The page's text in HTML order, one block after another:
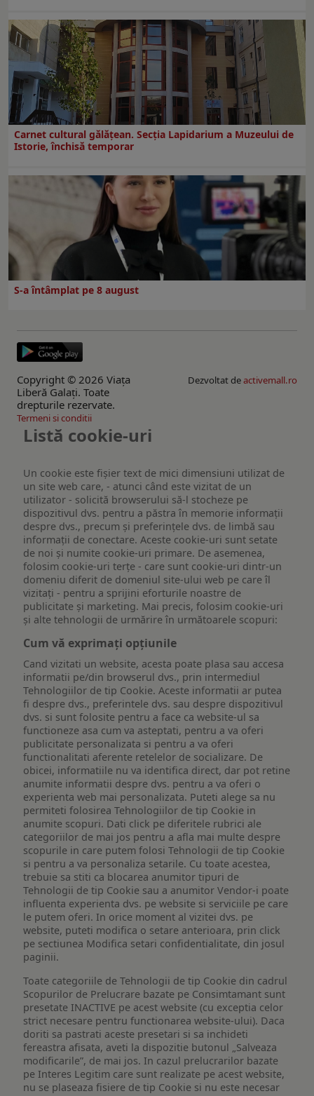
Carnet cultural gălăţean. Secţia Lapidarium a Muzeului de
Istorie, închisă temporar
S-a întâmplat pe 8 august
Copyright © 2026 Viaţa
Liberă Galaţi. Toate
drepturile rezervate.
Dezvoltat deactivemall.ro
Termeni si conditii
Listă cookie-uri
Un cookie este fişier text de mici dimensiuni utilizat de
un site web care, - atunci când este vizitat de un
utilizator - solicită browserului să-l stocheze pe
dispozitivul dvs. pentru a păstra în memorie informații
despre dvs., precum și preferințele dvs. de limbă sau
informații de conectare. Aceste cookie-uri sunt setate
de noi și numite cookie-uri primare. De asemenea,
folosim cookie-uri terțe - care sunt cookie-uri dintr-un
domeniu diferit de domeniul site-ului web pe care îl
vizitați - pentru a sprijini eforturile noastre de
publicitate și marketing. Mai precis, folosim cookie-uri
și alte tehnologii de urmărire în următoarele scopuri:
Cum vă exprimați opțiunile
Cand vizitati un website, acesta poate plasa sau accesa
informatii pe/din browserul dvs., prin intermediul
Tehnologiilor de tip Cookie. Aceste informatii ar putea
fi despre dvs., preferintele dvs. sau despre dispozitivul
dvs. si sunt folosite pentru a face ca website-ul sa
functioneze asa cum va asteptati, pentru a va oferi
publicitate personalizata si pentru a va oferi
functionalitati aferente retelelor de socializare. De
obicei, informatiile nu va identifica direct, dar pot retine
anumite informatii despre dvs. pentru a va oferi o
experienta web mai personalizata. Puteti alege sa nu
permiteti folosirea Tehnologiilor de tip Cookie in
anumite scopuri. Dati click pe diferitele rubrici ale
categoriilor de mai jos pentru a afla mai multe despre
scopurile in care putem folosi Tehnologii de tip Cookie
si pentru a va personaliza setarile. Cu toate acestea,
trebuie sa stiti ca blocarea anumitor tipuri de
Tehnologii de tip Cookie sau a anumitor Vendor-i poate
influenta experienta dvs. pe website si serviciile pe care
le putem oferi. In orice moment al vizitei dvs. pe
website, puteti modifica o setare anterioara, prin click
pe sectiunea Modifica setari confidentialitate, din josul
paginii.
Toate categoriile de Tehnologii de tip Cookie din cadrul
Scopurilor de Prelucrare bazate pe Consimtamant sunt
presetate INACTIVE pe acest website (cu exceptia celor
strict necesare pentru functionarea website-ului). Daca
doriti sa pastrati aceste presetari si sa inchideti
fereastra afisata, aveti la dispozitie butonul „Salveaza
modificarile”, de mai jos. In cazul prelucrarilor bazate
pe Interes Legitim care sunt realizate pe acest website,
nu se plaseaza fisiere de tip Cookie si nu este necesar